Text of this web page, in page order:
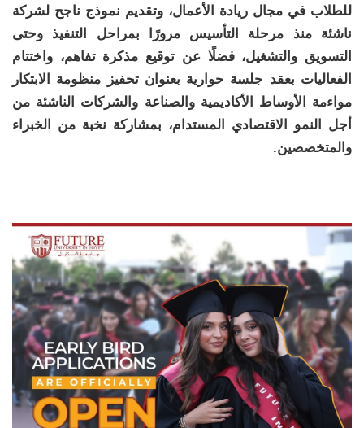
للطلاب في مجال ريادة الأعمال، وتقديم نموذج ناجح لشركة
ناشئة منذ مرحلة التأسيس مرورًا بمراحل التنفيذ وحتى
التسويق والتشغيل، فضلًا عن توقيع مذكرة تفاهم، واختتام
الفعاليات بعقد جلسة حوارية بعنوان تحفيز منظومة الابتكار
مواءمة الأوساط الأكاديمية والصناعة والشركات الناشئة من
أجل النمو الاقتصادي المستدام، بمشاركة نخبة من الخبراء
والمتخصصين.